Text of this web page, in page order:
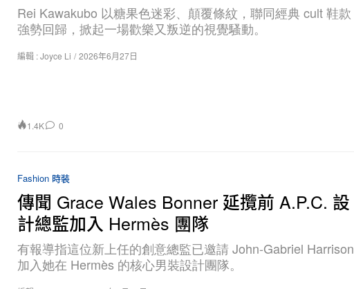
Rei Kawakubo 以糖果色迷彩、顛覆條紋，聯同經典 cult 鞋款
強勢回歸，掀起一場歡樂又叛逆的視覺騷動。
編輯 :Joyce Li / 2026年6月27日
1.4K 0
Fashion 時裝
傳聞 Grace Wales Bonner 延攬前 A.P.C. 設
計總監加入 Hermès 團隊
有報導指這位新上任的創意總監已邀請 John‑Gabriel Harrison
加入她在 Hermès 的核心男裝設計團隊。